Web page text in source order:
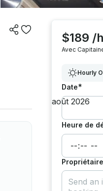
$189 /
Avec
Hourly
Date*
Heure de